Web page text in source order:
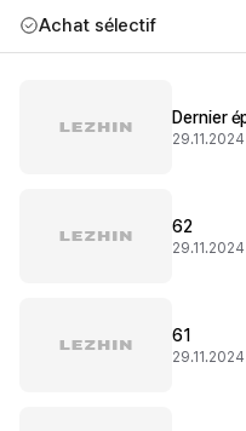
Achat sélectif
Dernier
29.11.2024
62
29.11.2024
61
29.11.2024